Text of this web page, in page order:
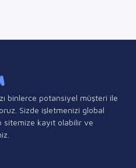
binlerce potansiyel müşteri ile
Sizde işletmenizi global
kayıt olabilir ve